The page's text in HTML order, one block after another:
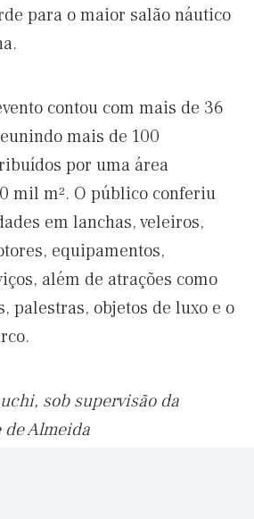
para o maior salão náutico
contou com mais de 36
mais de 100
por uma área
mil m². O público conferiu
em lanchas, veleiros,
equipamentos,
além de atrações como
palestras, objetos de luxo e o
sob supervisão da
Almeida